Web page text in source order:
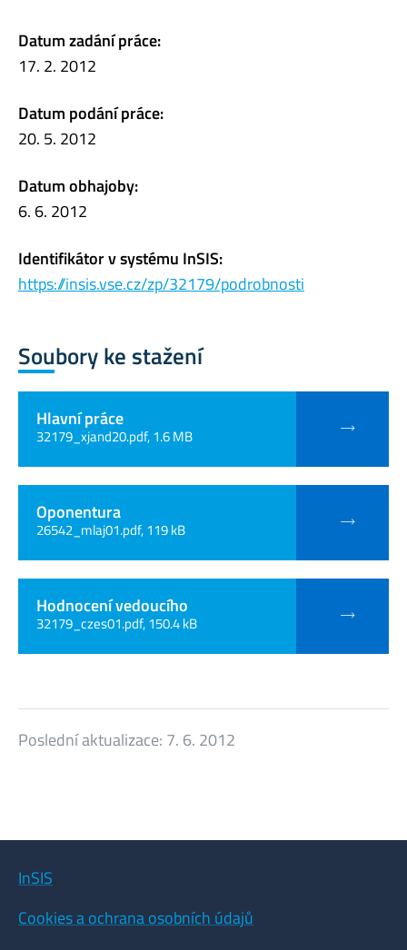
Datum zadání práce:
17. 2. 2012
Datum podání práce:
20. 5. 2012
Datum obhajoby:
6. 6. 2012
Identifikátor v systému InSIS:
https://insis.vse.cz/zp/32179/podrobnosti
Soubory ke stažení
Hlavní práce
32179_xjand20.pdf, 1.6 MB
Oponentura
26542_mlaj01.pdf, 119 kB
Hodnocení vedoucího
32179_czes01.pdf, 150.4 kB
Poslední aktualizace: 7. 6. 2012
InSIS
Cookies a ochrana osobních údajů